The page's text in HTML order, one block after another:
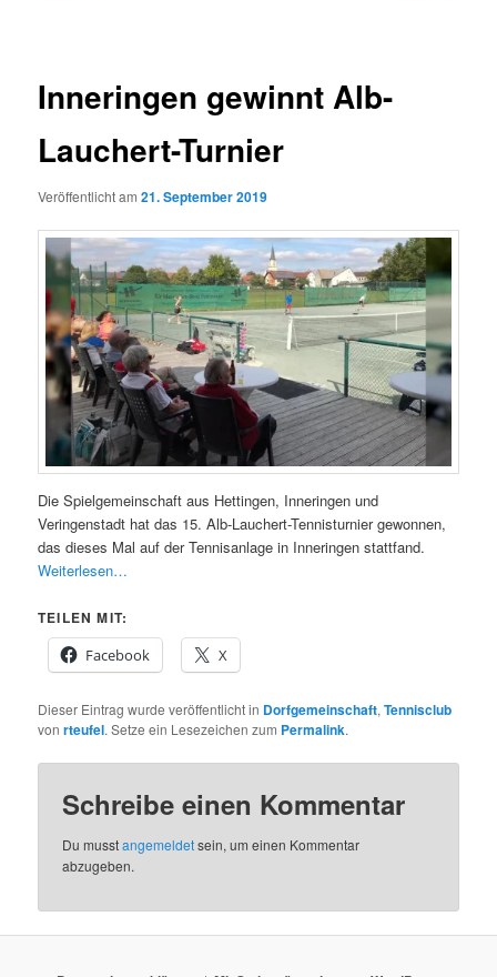
Inneringen gewinnt Alb-
Lauchert-Turnier
Veröffentlicht am21. September 2019
Die Spielgemeinschaft aus Hettingen, Inneringen und
Veringenstadt hat das 15. Alb-Lauchert-Tennisturnier gewonnen,
das dieses Mal auf der Tennisanlage in Inneringen stattfand.
Weiterlesen…
TEILEN MIT:
Facebook
X
Dieser Eintrag wurde veröffentlicht in Dorfgemeinschaft,Tennisclub
vonrteufel. Setze ein Lesezeichen zum Permalink.
Schreibe einen Kommentar
Du musstangemeldetsein, um einen Kommentar
abzugeben.